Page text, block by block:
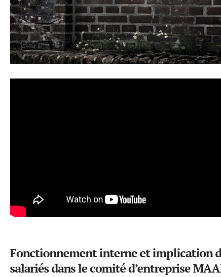
Fonctionnement interne et implication
salariés dans le comité d’entreprise